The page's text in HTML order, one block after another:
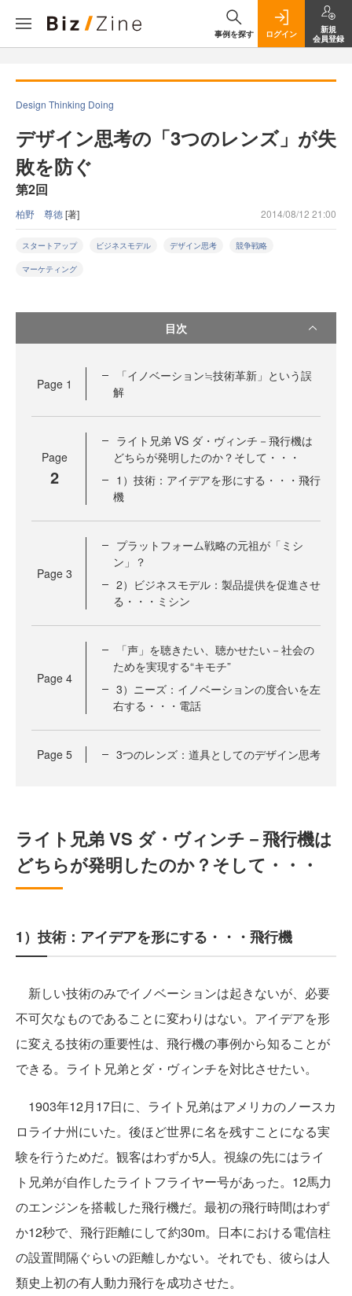
事例を探す ログイン
新規
会員登録
Design Thinking Doing
デザイン思考の「3つのレンズ」が失
敗を防ぐ
第2回
柏野 尊徳[著] 2014/08/12 21:00
スタートアップ ビジネスモデル デザイン思考 競争戦略
マーケティング
目次
Page 1
「イノベーション≒技術革新」という誤
解
Page
2
ライト兄弟 VS ダ・ヴィンチ－飛行機は
どちらが発明したのか？そして・・・
1）技術：アイデアを形にする・・・飛行
機
Page 3
プラットフォーム戦略の元祖が「ミシ
ン」？
2）ビジネスモデル：製品提供を促進させ
る・・・ミシン
Page 4
「声」を聴きたい、聴かせたい－社会の
ためを実現する“キモチ”
3）ニーズ：イノベーションの度合いを左
右する・・・電話
Page 5 3つのレンズ：道具としてのデザイン思考
ライト兄弟 VS ダ・ヴィンチ－飛行機は
どちらが発明したのか？そして・・・
1）技術：アイデアを形にする・・・飛行機
新しい技術のみでイノベーションは起きないが、必要
不可欠なものであることに変わりはない。アイデアを形
に変える技術の重要性は、飛行機の事例から知ることが
できる。ライト兄弟とダ・ヴィンチを対比させたい。
1903年12月17日に、ライト兄弟はアメリカのノースカ
ロライナ州にいた。後ほど世界に名を残すことになる実
験を行うためだ。観客はわずか5人。視線の先にはライ
ト兄弟が自作したライトフライヤー号があった。12馬力
のエンジンを搭載した飛行機だ。最初の飛行時間はわず
か12秒で、飛行距離にして約30m。日本における電信柱
の設置間隔ぐらいの距離しかない。それでも、彼らは人
類史上初の有人動力飛行を成功させた。